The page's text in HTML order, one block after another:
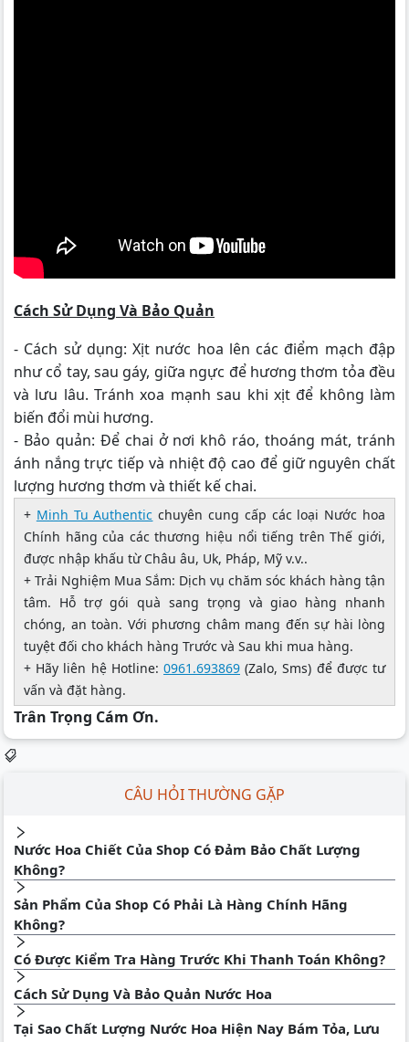
Cách Sử Dụng Và Bảo Quản
- Cách sử dụng: Xịt nước hoa lên các điểm mạch đập
như cổ tay, sau gáy, giữa ngực để hương thơm tỏa đều
và lưu lâu. Tránh xoa mạnh sau khi xịt để không làm
biến đổi mùi hương.
- Bảo quản: Để chai ở nơi khô ráo, thoáng mát, tránh
ánh nắng trực tiếp và nhiệt độ cao để giữ nguyên chất
lượng hương thơm và thiết kế chai.
+ Minh Tu Authentic chuyên cung cấp các loại Nước hoa
Chính hãng của các thương hiệu nổi tiếng trên Thế giới,
được nhập khấu từ Châu âu, Uk, Pháp, Mỹ v.v..
+ Trải Nghiệm Mua Sắm: Dịch vụ chăm sóc khách hàng tận
tâm. Hỗ trợ gói quà sang trọng và giao hàng nhanh
chóng, an toàn. Với phương châm mang đến sự hài lòng
tuyệt đối cho khách hàng Trước và Sau khi mua hàng.
+ Hãy liên hệ Hotline: 0961.693869 (Zalo, Sms) để được tư
vấn và đặt hàng.
Trân Trọng Cám Ơn.
CÂU HỎI THƯỜNG GẶP
Nước Hoa Chiết Của Shop Có Đảm Bảo Chất Lượng
Không?
Sản Phẩm Của Shop Có Phải Là Hàng Chính Hãng
Không?
Có Được Kiểm Tra Hàng Trước Khi Thanh Toán Không?
Cách Sử Dụng Và Bảo Quản Nước Hoa
Tại Sao Chất Lượng Nước Hoa Hiện Nay Bám Tỏa, Lưu